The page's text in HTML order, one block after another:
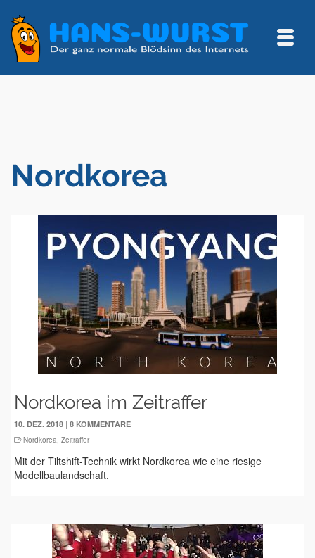
Nordkorea
Nordkorea im Zeitraffer
10. DEZ. 2018 | 8 KOMMENTARE
Nordkorea, Zeitraffer
Mit der Tiltshift-Technik wirkt Nordkorea wie eine riesige
Modellbaulandschaft.